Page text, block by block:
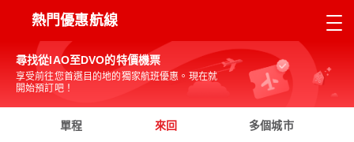
熱門優惠航線
尋找從IAO至DVO的特價機票
享受前往您首選目的地的獨家航班優惠。現在就
開始預訂吧！
單程 來回 多個城市